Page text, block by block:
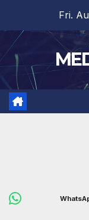
Fri.